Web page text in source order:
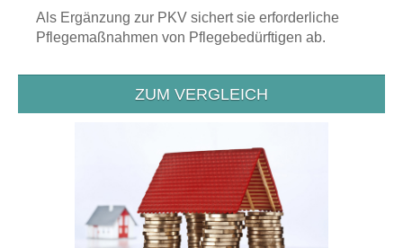
Als Ergänzung zur PKV sichert sie erforderliche
Pflegemaßnahmen von Pflegebedürftigen ab.
ZUM VERGLEICH